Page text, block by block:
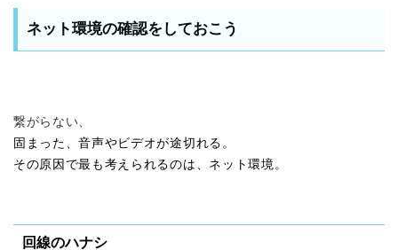
ネット環境の確認をしておこう
繋がらない、
固まった、音声やビデオが途切れる。
その原因で最も考えられるのは、ネット環境。
回線のハナシ